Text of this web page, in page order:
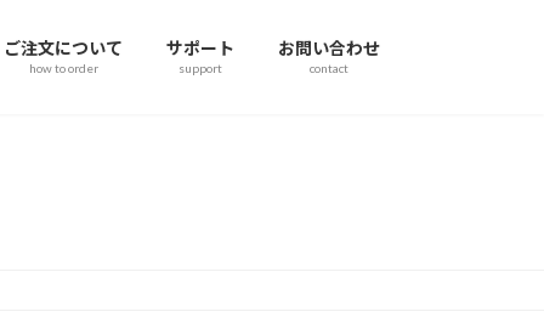
ご注文について
how to order
サポート
support
お問い合わせ
contact